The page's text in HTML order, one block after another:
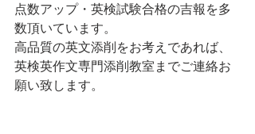
点数アップ・英検試験合格の吉報を多
数頂いています。
高品質の英文添削をお考えであれば、
英検英作文専門添削教室までご連絡お
願い致します。